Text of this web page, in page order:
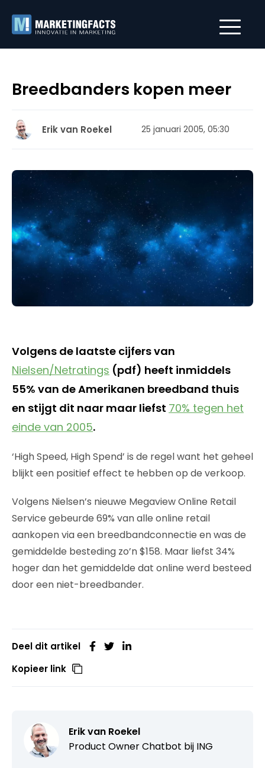
Breedbanders kopen meer
Erik van Roekel 25 januari 2005, 05:30
Volgens de laatste cijfers van
Nielsen/Netratings (pdf) heeft inmiddels
55% van de Amerikanen breedband thuis
en stijgt dit naar maar liefst 70% tegen het
einde van 2005.
‘High Speed, High Spend’ is de regel want het geheel
blijkt een positief effect te hebben op de verkoop.
Volgens Nielsen’s nieuwe Megaview Online Retail
Service gebeurde 69% van alle online retail
aankopen via een breedbandconnectie en was de
gemiddelde besteding zo’n $158. Maar liefst 34%
hoger dan het gemiddelde dat online werd besteed
door een niet-breedbander.
Deel dit artikel
Kopieer link
Erik van Roekel
Product Owner Chatbot bij ING